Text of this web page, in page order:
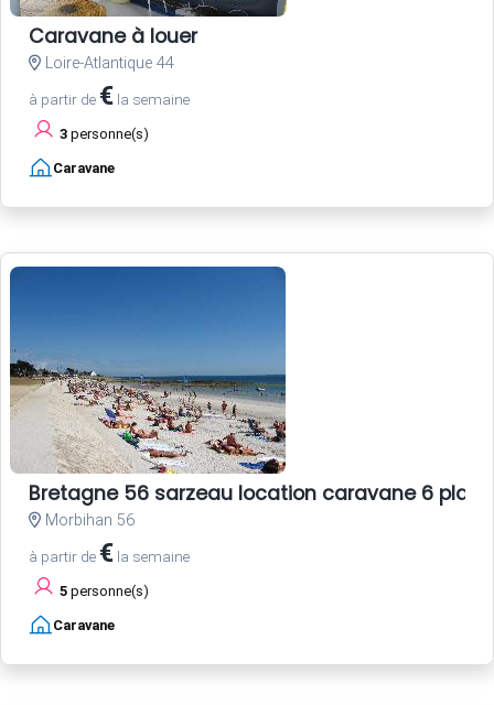
Caravane à louer
Loire-Atlantique 44
à partir de € la semaine
3 personne(s)
Caravane
Bretagne 56 sarzeau location caravane 6
Morbihan 56
à partir de € la semaine
5 personne(s)
Caravane